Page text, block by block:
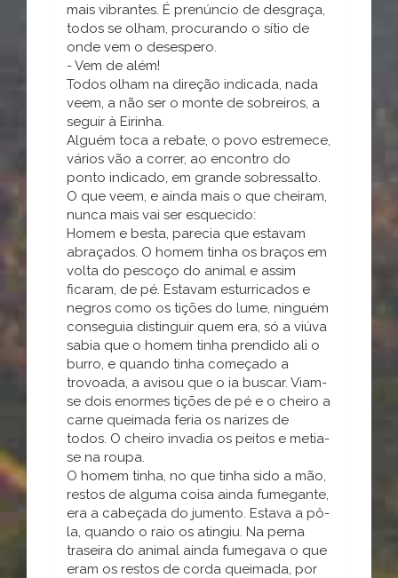
mais vibrantes. É prenúncio de desgraça,
todos se olham, procurando o sítio de
onde vem o desespero.
- Vem de além!
Todos olham na direção indicada, nada
veem, a não ser o monte de sobreiros, a
seguir à Eirinha.
Alguém toca a rebate, o povo estremece,
vários vão a correr, ao encontro do
ponto indicado, em grande sobressalto.
O que veem, e ainda mais o que cheiram,
nunca mais vai ser esquecido:
Homem e besta, parecia que estavam
abraçados. O homem tinha os braços em
volta do pescoço do animal e assim
ficaram, de pé. Estavam esturricados e
negros como os tições do lume, ninguém
conseguia distinguir quem era, só a viúva
sabia que o homem tinha prendido ali o
burro, e quando tinha começado a
trovoada, a avisou que o ia buscar. Viam-
se dois enormes tições de pé e o cheiro a
carne queimada feria os narizes de
todos. O cheiro invadia os peitos e metia-
se na roupa.
O homem tinha, no que tinha sido a mão,
restos de alguma coisa ainda fumegante,
era a cabeçada do jumento. Estava a pô-
la, quando o raio os atingiu. Na perna
traseira do animal ainda fumegava o que
eram os restos de corda queimada, por